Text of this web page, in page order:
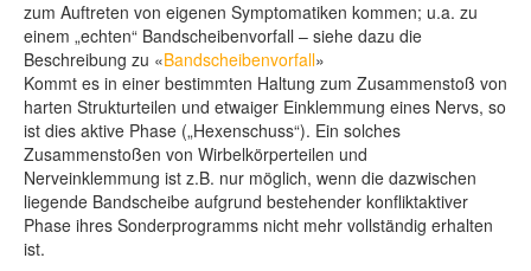
zum Auftreten von eigenen Symptomatiken kommen; u.a. zu
einem „echten“ Bandscheibenvorfall – siehe dazu die
Beschreibung zu «Bandscheibenvorfall»
Kommt es in einer bestimmten Haltung zum Zusammenstoß von
harten Strukturteilen und etwaiger Einklemmung eines Nervs, so
ist dies aktive Phase („Hexenschuss“). Ein solches
Zusammenstoßen von Wirbelkörperteilen und
Nerveinklemmung ist z.B. nur möglich, wenn die dazwischen
liegende Bandscheibe aufgrund bestehender konfliktaktiver
Phase ihres Sonderprogramms nicht mehr vollständig erhalten
ist.